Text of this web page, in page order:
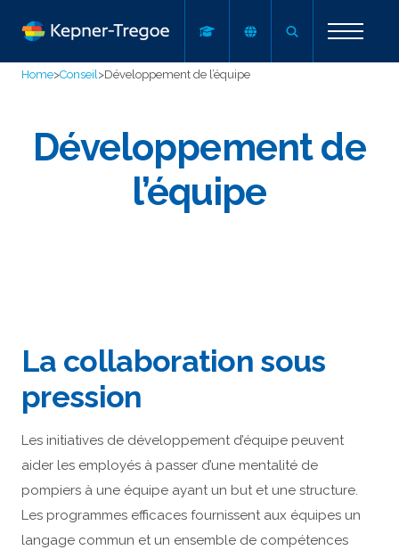
Home>Conseil>Développement de l’équipe
Développement de
l’équipe
La collaboration sous
pression
Les initiatives de développement d’équipe peuvent
aider les employés à passer d’une mentalité de
pompiers à une équipe ayant un but et une structure.
Les programmes efficaces fournissent aux équipes un
langage commun et un ensemble de compétences